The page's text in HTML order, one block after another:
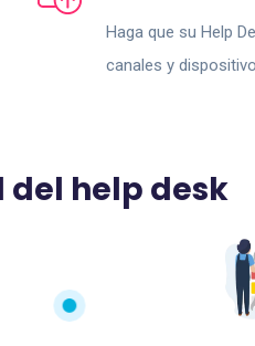
Haga que su Help
canales y
help desk